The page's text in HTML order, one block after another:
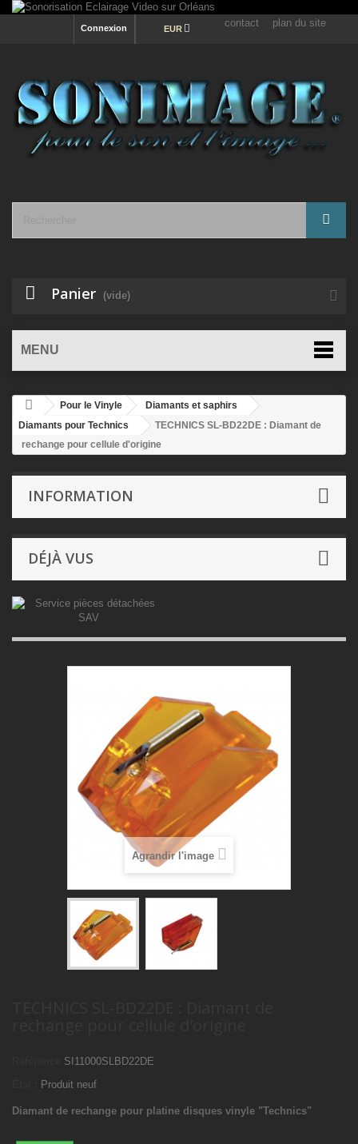
contact plan du site
EUR
Connexion
Panier (vide)
MENU
Pour le Vinyle
Diamants et saphirs
Diamants pour Technics
TECHNICS SL-BD22DE : Diamant de
rechange pour cellule d'origine
INFORMATION
DÉJÀ VUS
Agrandir l'image
SI11000SLBD22DE
Produit neuf
Diamant de rechange pour platine disques vinyle "Technics"